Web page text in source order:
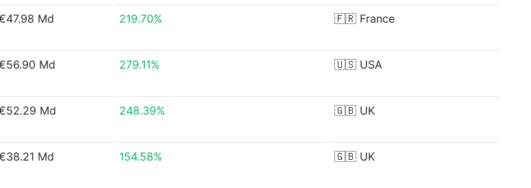
Md 219.70% 🇫🇷 France
Md 279.11% 🇺🇸 USA
Md 248.39% 🇬🇧 UK
Md 154.58% 🇬🇧 UK